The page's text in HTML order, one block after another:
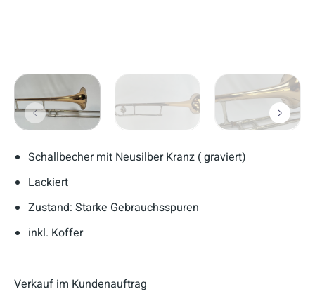
Schallbecher mit Neusilber Kranz ( graviert)
Lackiert
Zustand: Starke Gebrauchsspuren
inkl. Koffer
Verkauf im Kundenauftrag